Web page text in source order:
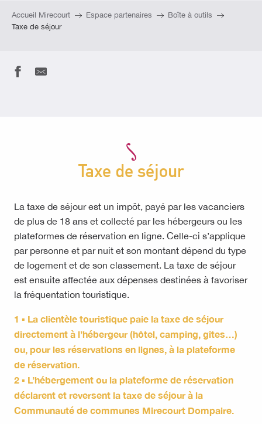
Accueil Mirecourt Espace partenaires
Boîte à outils
Taxe de séjour
Taxe de séjour
La taxe de séjour est un impôt, payé par les vacanciers
de plus de 18 ans et collecté par les hébergeurs ou les
plateformes de réservation en ligne. Celle-ci s’applique
par personne et par nuit et son montant dépend du type
de logement et de son classement. La taxe de séjour
est ensuite affectée aux dépenses destinées à favoriser
la fréquentation touristique.
1 ▪ La clientèle touristique paie la taxe de séjour
directement à l’hébergeur (hôtel, camping, gîtes…)
ou, pour les réservations en lignes, à la plateforme
de réservation.
2 ▪ L’hébergement ou la plateforme de réservation
déclarent et reversent la taxe de séjour à la
Communauté de communes Mirecourt Dompaire.